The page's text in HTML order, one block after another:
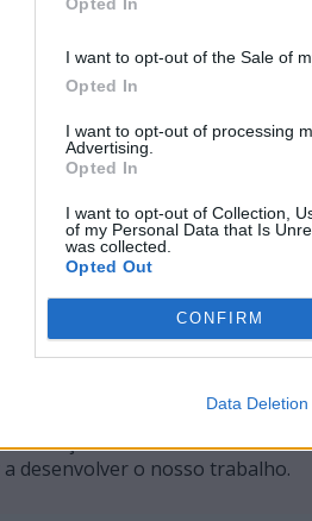
I want to opt-out of the Sale of
Opted In
I want to opt-out of processing
Advertising.
Opted In
I want to opt-out of Collection,
of my Personal Data that Is
was collected.
Opted Out
CONFIRM
Data Deletion
e independente
empresa ou grupo de
total autonomia editorial, com
serviço da comunidade. Com o
desenvolver o nosso trabalho.